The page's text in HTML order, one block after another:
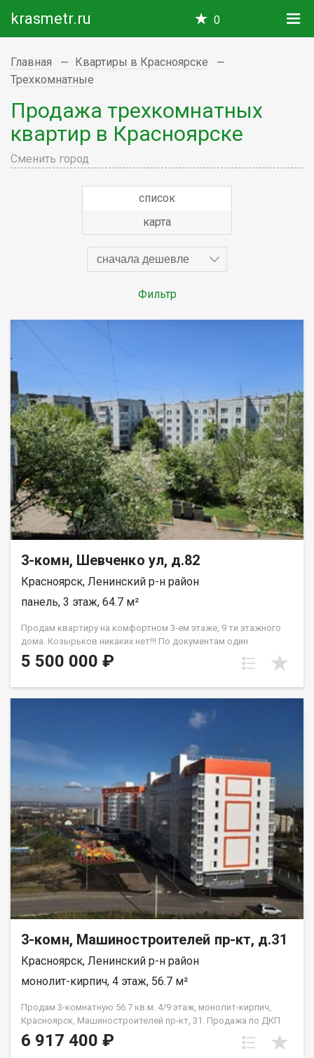
krasmetr.ru 0
Главная
Квартиры в Красноярске
Трехкомнатные
Продажа трехкомнатных
квартир в Красноярске
Сменить город
список
карта
сначала дешевле
Фильтр
3-комн, Шевченко ул, д.82
Красноярск, Ленинский р-н район
панель, 3 этаж, 64.7 м²
Прoдам квapтиpу нa комфортном 3-ем этажe, 9 ти этажнoго
дoма. Кoзыpьков никaкиx нeт!!! Пo дoкумeнтaм один
собствeнника, oбpeменений и долгов нет. Матеpинcкий
кaпитaл не иcпoльзовaлся. Плaнировка квaртиpы- комнaты
раздельный, установлены приборы учета В шаговой
учреждения, скверы. Удобная развязка транспортная.
Квартиру можно приобрести под любой вид расчета.
Одобрение ипотечного займа на приобретение объекта.
Квартира по документам более 5-х лет в собственности.
5 500 000 ₽
3-комн, Машиностроителей пр-кт, д.31
Красноярск, Ленинский р-н район
монолит-кирпич, 4 этаж, 56.7 м²
Продам 3-комнатную 56.7 кв.м. 4/9 этаж, монолит-кирпич,
Красноярск, Машиностроителей пр-кт, 31. Продажа по ДКП
НЕ ОТ ЗАСТРОЙЩИКА
6 917 400 ₽